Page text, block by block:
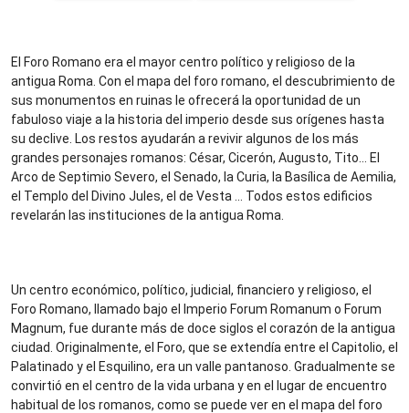
El Foro Romano era el mayor centro político y religioso de la
antigua Roma. Con el mapa del foro romano, el descubrimiento de
sus monumentos en ruinas le ofrecerá la oportunidad de un
fabuloso viaje a la historia del imperio desde sus orígenes hasta
su declive. Los restos ayudarán a revivir algunos de los más
grandes personajes romanos: César, Cicerón, Augusto, Tito... El
Arco de Septimio Severo, el Senado, la Curia, la Basílica de Aemilia,
el Templo del Divino Jules, el de Vesta ... Todos estos edificios
revelarán las instituciones de la antigua Roma.
Un centro económico, político, judicial, financiero y religioso, el
Foro Romano, llamado bajo el Imperio Forum Romanum o Forum
Magnum, fue durante más de doce siglos el corazón de la antigua
ciudad. Originalmente, el Foro, que se extendía entre el Capitolio, el
Palatinado y el Esquilino, era un valle pantanoso. Gradualmente se
convirtió en el centro de la vida urbana y en el lugar de encuentro
habitual de los romanos, como se puede ver en el mapa del foro